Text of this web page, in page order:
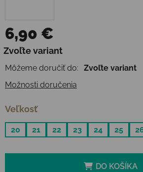
6,90 €
Jednotková cena:
Zvoľte variant
Môžeme doručiť do:
Zvoľte variant
Možnosti doručenia
Veľkosť
20 21 22 23 24 25
DO KOŠÍKA